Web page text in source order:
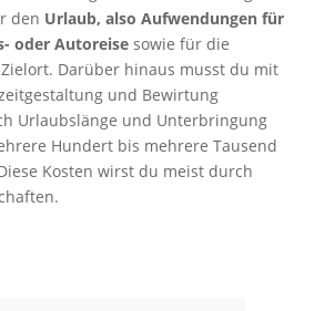
den Urlaub, also Aufwendungen für
oder Autoreisesowie für die
Darüber hinaus musst du mit
und Bewirtung
Urlaubslänge und Unterbringung
Hundert bis mehrere Tausend
Kosten wirst du meist durch